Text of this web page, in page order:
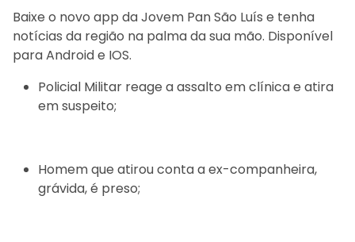
Baixe o novo app da Jovem Pan São Luís e tenha
notícias da região na palma da sua mão. Disponível
para Android e IOS.
Policial Militar reage a assalto em clínica e atira
em suspeito;
Homem que atirou conta a ex-companheira,
grávida, é preso;